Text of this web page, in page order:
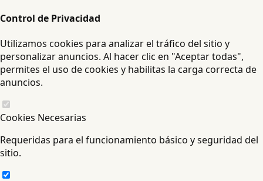
Control de Privacidad
Utilizamos cookies para analizar el tráfico del sitio y
personalizar anuncios. Al hacer clic en "Aceptar todas",
permites el uso de cookies y habilitas la carga correcta de
anuncios.
Cookies Necesarias
Requeridas para el funcionamiento básico y seguridad del
sitio.